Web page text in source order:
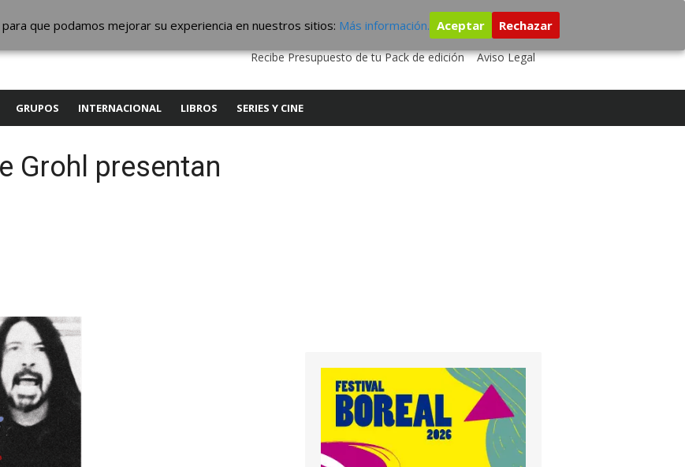
QUIENES SOMOS CONTACTO SERVICIOS EDITA TU DISCO
ESTUDIO DE GRABACIÓN
Recibe Presupuesto de tu Pack de edición
Aviso Legal
GRUPOS INTERNACIONAL LIBROS SERIES Y CINE
Grohl presentan
que podamos mejorar su experiencia en nuestros sitios: Más información. Aceptar Rechazar